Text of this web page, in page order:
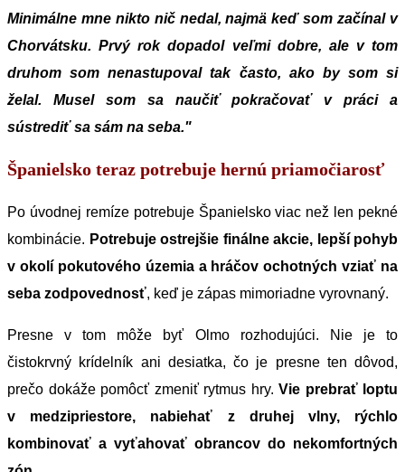
Minimálne mne nikto nič nedal, najmä keď som začínal v
Chorvátsku. Prvý rok dopadol veľmi dobre, ale v tom
druhom som nenastupoval tak často, ako by som si
želal. Musel som sa naučiť pokračovať v práci a
sústrediť sa sám na seba."
Španielsko teraz potrebuje hernú priamočiarosť
Po úvodnej remíze potrebuje Španielsko viac než len pekné
kombinácie. Potrebuje ostrejšie finálne akcie, lepší pohyb
v okolí pokutového územia a hráčov ochotných vziať na
seba zodpovednosť, keď je zápas mimoriadne vyrovnaný.
Presne v tom môže byť Olmo rozhodujúci. Nie je to
čistokrvný krídelník ani desiatka, čo je presne ten dôvod,
prečo dokáže pomôcť zmeniť rytmus hry. Vie prebrať loptu
v medzipriestore, nabiehať z druhej vlny, rýchlo
kombinovať a vyťahovať obrancov do nekomfortných